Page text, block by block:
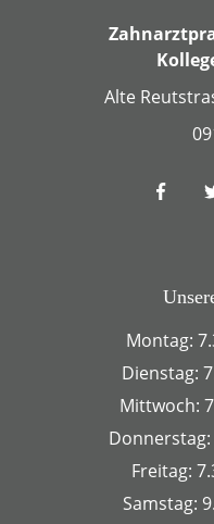
Alte
Montag:
Dienstag:
Mittwoch:
Freitag:
Samstag: